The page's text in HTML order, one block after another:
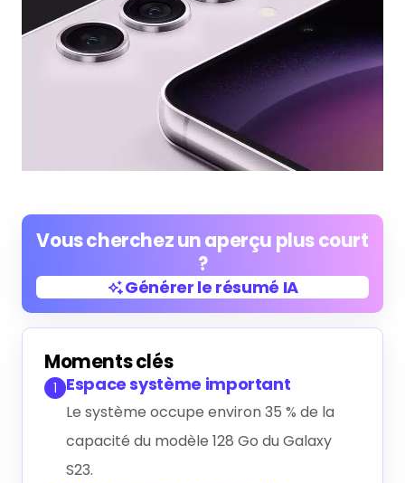
Vous cherchez un aperçu plus court
?
Générer le résumé IA
Générer le résumé IA
Moments clés
1 Espace système important
Le système occupe environ 35 % de la
capacité du modèle 128 Go du Galaxy
S23.